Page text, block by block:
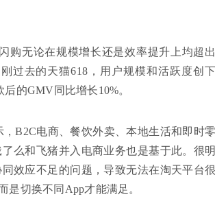
购无论在规模增长还是效率提升上均超
过去的天猫618，用户规模和活跃度创
的GMV同比增长10%。
B2C电商、餐饮外卖、本地生活和即时
么和飞猪并入电商业务也是基于此。很
效应不足的问题，导致无法在淘天平台
是切换不同App才能满足。